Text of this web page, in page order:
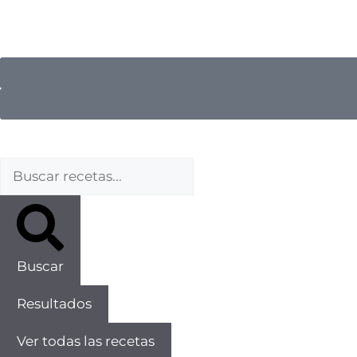
Buscar
Resultados
Ver todas las recetas